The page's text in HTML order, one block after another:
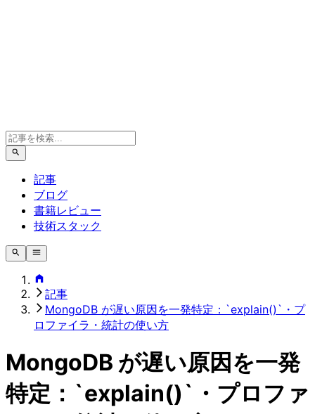
記事
ブログ
書籍レビュー
技術スタック
記事
MongoDB が遅い原因を一発特定：`explain()`・プ
ロファイラ・統計の使い方
MongoDB が遅い原因を一発
特定：`explain()`・プロファ